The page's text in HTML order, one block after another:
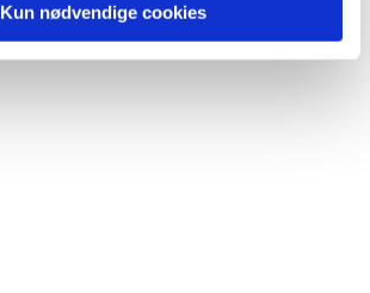
Kun nødvendige cookies